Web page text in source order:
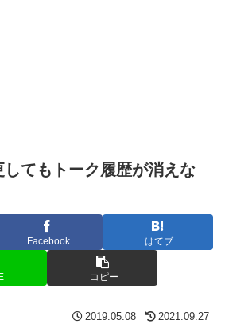
てもトーク履歴が消えな
Facebook はてブ
コピー
2019.05.08 2021.09.27